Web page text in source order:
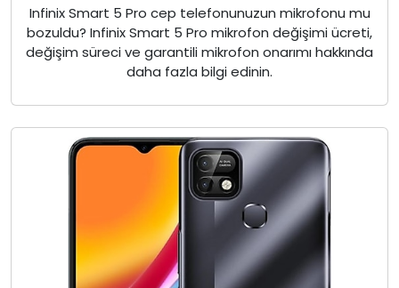
Infinix Smart 5 Pro cep telefonunuzun mikrofonu mu
bozuldu? Infinix Smart 5 Pro mikrofon değişimi ücreti,
değişim süreci ve garantili mikrofon onarımı hakkında
daha fazla bilgi edinin.